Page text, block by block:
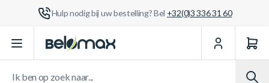
Hulp nodig bij uw bestelling? Bel +32(0)3 336 31 60
Ga naar de inhoud